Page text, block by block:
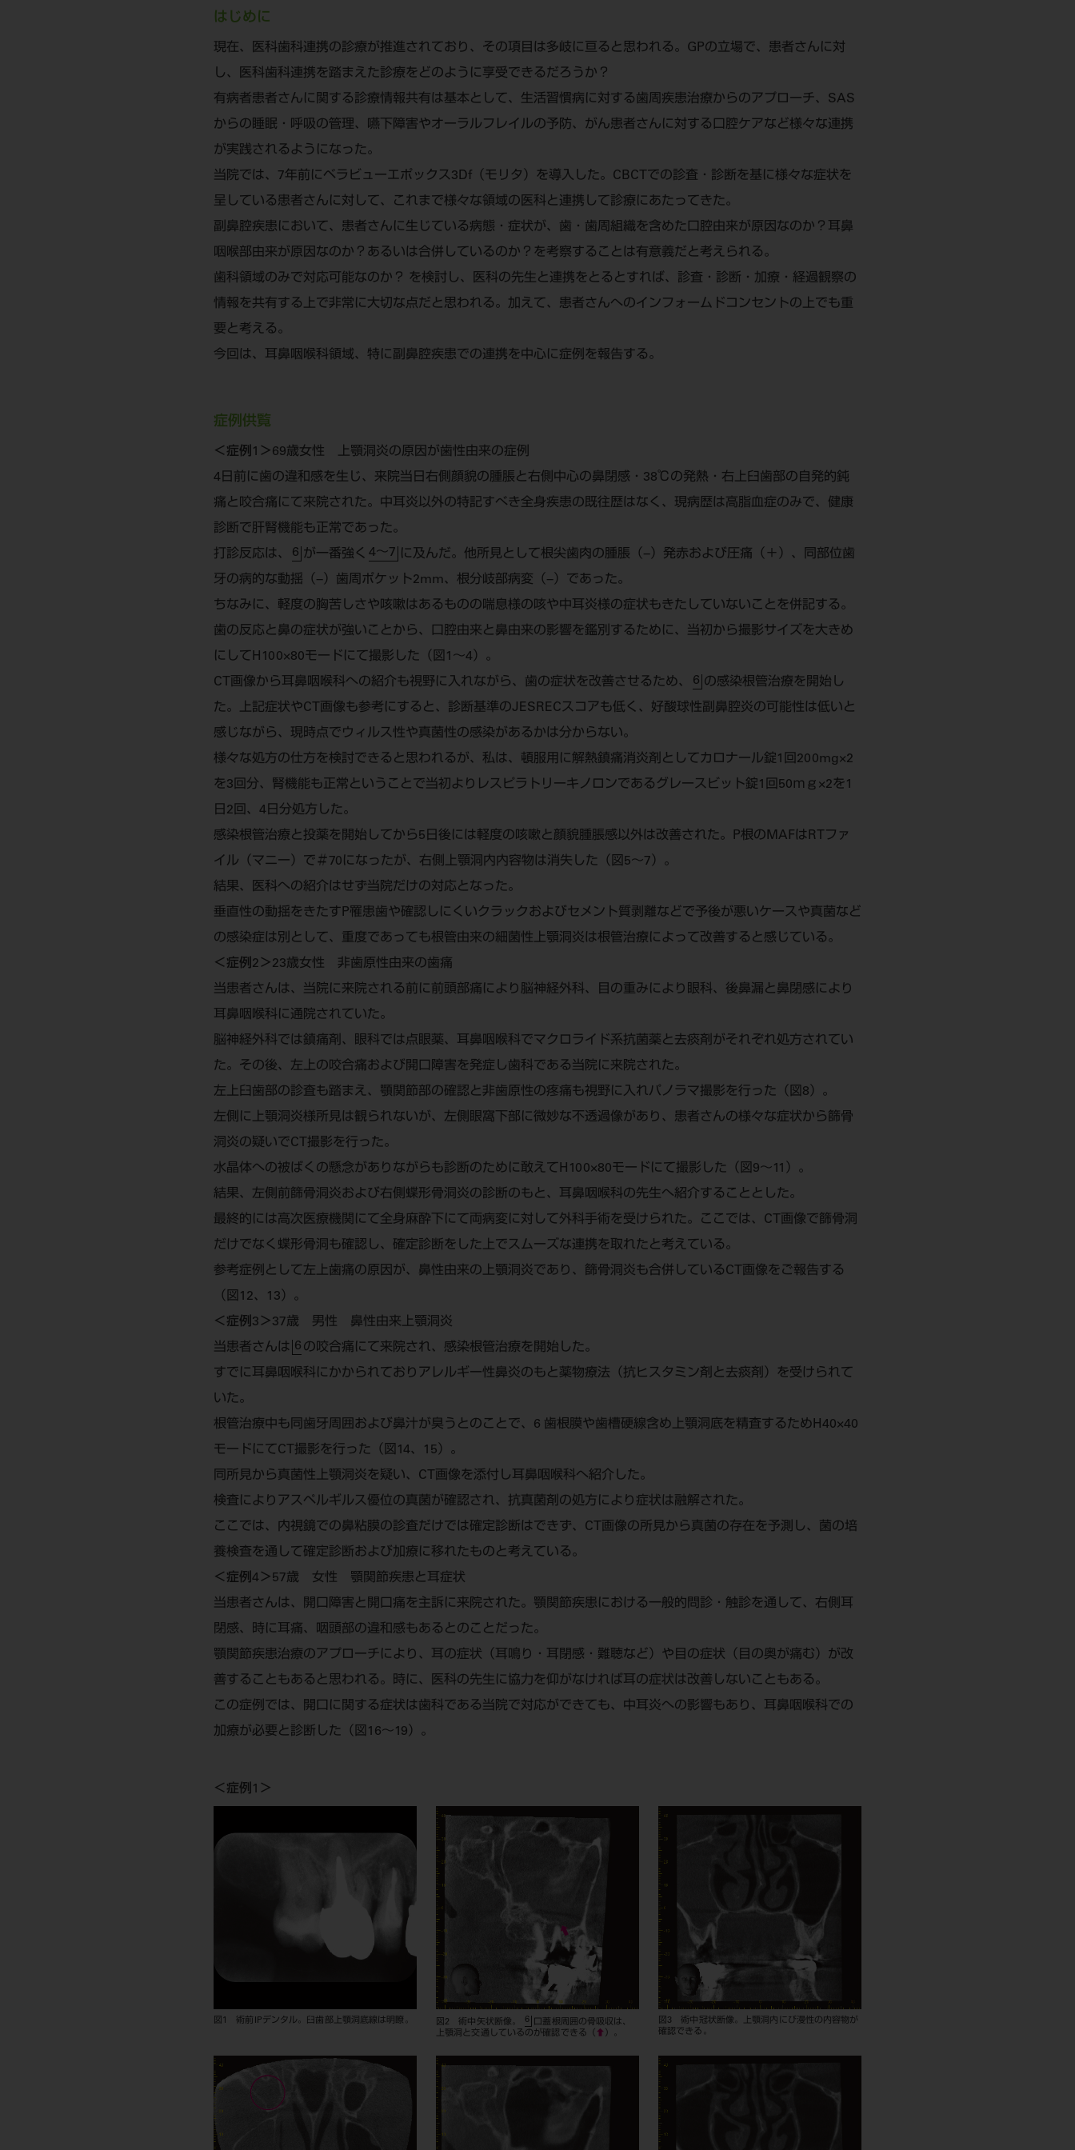
はじめに
現在、医科歯科連携の診療が推進されており、その項目は多岐に亘ると思われる。GPの立場で、患者さんに対
し、医科歯科連携を踏まえた診療をどのように享受できるだろうか？
有病者患者さんに関する診療情報共有は基本として、生活習慣病に対する歯周疾患治療からのアプローチ、SAS
からの睡眠・呼吸の管理、嚥下障害やオーラルフレイルの予防、がん患者さんに対する口腔ケアなど様々な連携
が実践されるようになった。
当院では、7年前にベラビューエポックス3Df（モリタ）を導入した。CBCTでの診査・診断を基に様々な症状を
呈している患者さんに対して、これまで様々な領域の医科と連携して診療にあたってきた。
副鼻腔疾患において、患者さんに生じている病態・症状が、歯・歯周組織を含めた口腔由来が原因なのか？耳鼻
咽喉部由来が原因なのか？あるいは合併しているのか？を考察することは有意義だと考えられる。
歯科領域のみで対応可能なのか？ を検討し、医科の先生と連携をとるとすれば、診査・診断・加療・経過観察の
情報を共有する上で非常に大切な点だと思われる。加えて、患者さんへのインフォームドコンセントの上でも重
要と考える。
今回は、耳鼻咽喉科領域、特に副鼻腔疾患での連携を中心に症例を報告する。
症例供覧
＜症例1＞69歳女性 上顎洞炎の原因が歯性由来の症例
4日前に歯の違和感を生じ、来院当日右側顔貌の腫脹と右側中心の鼻閉感・38℃の発熱・右上臼歯部の自発的鈍
痛と咬合痛にて来院された。中耳炎以外の特記すべき全身疾患の既往歴はなく、現病歴は高脂血症のみで、健康
診断で肝腎機能も正常であった。
打診反応は、
6 が一番強く 4～7
に及んだ。他所見として根尖歯肉の腫脹（−）発赤および圧痛（＋）、同部位歯
牙の病的な動揺（−）歯周ポケット2mm、根分岐部病変（−）であった。
ちなみに、軽度の胸苦しさや咳嗽はあるものの喘息様の咳や中耳炎様の症状もきたしていないことを併記する。
歯の反応と鼻の症状が強いことから、口腔由来と鼻由来の影響を鑑別するために、当初から撮影サイズを大きめ
にしてH100×80モードにて撮影した（図1～4）。
CT画像から耳鼻咽喉科への紹介も視野に入れながら、歯の症状を改善させるため、
6 の感染根管治療を開始し
た。上記症状やCT画像も参考にすると、診断基準のJESRECスコアも低く、好酸球性副鼻腔炎の可能性は低いと
感じながら、現時点でウィルス性や真菌性の感染があるかは分からない。
様々な処方の仕方を検討できると思われるが、私は、頓服用に解熱鎮痛消炎剤としてカロナール錠1回200mg×2
を3回分、腎機能も正常ということで当初よりレスピラトリーキノロンであるグレースビット錠1回50ｍｇ×2を1
日2回、4日分処方した。
感染根管治療と投薬を開始してから5日後には軽度の咳嗽と顔貌腫脹感以外は改善された。P根のMAFはRTファ
イル（マニー）で＃70になったが、右側上顎洞内内容物は消失した（図5～7）。
結果、医科への紹介はせず当院だけの対応となった。
垂直性の動揺をきたすP罹患歯や確認しにくいクラックおよびセメント質剥離などで予後が悪いケースや真菌など
の感染症は別として、重度であっても根管由来の細菌性上顎洞炎は根管治療によって改善すると感じている。
＜症例2＞23歳女性 非歯原性由来の歯痛
当患者さんは、当院に来院される前に前頭部痛により脳神経外科、目の重みにより眼科、後鼻漏と鼻閉感により
耳鼻咽喉科に通院されていた。
脳神経外科では鎮痛剤、眼科では点眼薬、耳鼻咽喉科でマクロライド系抗菌薬と去痰剤がそれぞれ処方されてい
た。その後、左上の咬合痛および開口障害を発症し歯科である当院に来院された。
左上臼歯部の診査も踏まえ、顎関節部の確認と非歯原性の疼痛も視野に入れパノラマ撮影を行った（図8）。
左側に上顎洞炎様所見は観られないが、左側眼窩下部に微妙な不透過像があり、患者さんの様々な症状から篩骨
洞炎の疑いでCT撮影を行った。
水晶体への被ばくの懸念がありながらも診断のために敢えてH100×80モードにて撮影した（図9～11）。
結果、左側前篩骨洞炎および右側蝶形骨洞炎の診断のもと、耳鼻咽喉科の先生へ紹介することとした。
最終的には高次医療機関にて全身麻酔下にて両病変に対して外科手術を受けられた。ここでは、CT画像で篩骨洞
だけでなく蝶形骨洞も確認し、確定診断をした上でスムーズな連携を取れたと考えている。
参考症例として左上歯痛の原因が、鼻性由来の上顎洞炎であり、篩骨洞炎も合併しているCT画像をご報告する
（図12、13）。
＜症例3＞37歳 男性 鼻性由来上顎洞炎
当患者さんは 6 の咬合痛にて来院され、感染根管治療を開始した。
すでに耳鼻咽喉科にかかられておりアレルギー性鼻炎のもと薬物療法（抗ヒスタミン剤と去痰剤）を受けられて
いた。
根管治療中も同歯牙周囲および鼻汁が臭うとのことで、6 歯根膜や歯槽硬線含め上顎洞底を精査するためH40×40
モードにてCT撮影を行った（図14、15）。
同所見から真菌性上顎洞炎を疑い、CT画像を添付し耳鼻咽喉科へ紹介した。
検査によりアスペルギルス優位の真菌が確認され、抗真菌剤の処方により症状は融解された。
ここでは、内視鏡での鼻粘膜の診査だけでは確定診断はできず、CT画像の所見から真菌の存在を予測し、菌の培
養検査を通して確定診断および加療に移れたものと考えている。
＜症例4＞57歳 女性 顎関節疾患と耳症状
当患者さんは、開口障害と開口痛を主訴に来院された。顎関節疾患における一般的問診・触診を通して、右側耳
閉感、時に耳痛、咽頭部の違和感もあるとのことだった。
顎関節疾患治療のアプローチにより、耳の症状（耳鳴り・耳閉感・難聴など）や目の症状（目の奥が痛む）が改
善することもあると思われる。時に、医科の先生に協力を仰がなければ耳の症状は改善しないこともある。
この症例では、開口に関する症状は歯科である当院で対応ができても、中耳炎への影響もあり、耳鼻咽喉科での
加療が必要と診断した（図16～19）。
＜症例1＞
図1 術前IPデンタル。臼歯部上顎洞底線は明瞭。 図2 術中矢状断像。 6
口蓋根周囲の骨吸収は、
上顎洞と交通しているのが確認できる（ ⬆ ）。
図3 術中冠状断像。上顎洞内にび漫性の内容物が
確認できる。